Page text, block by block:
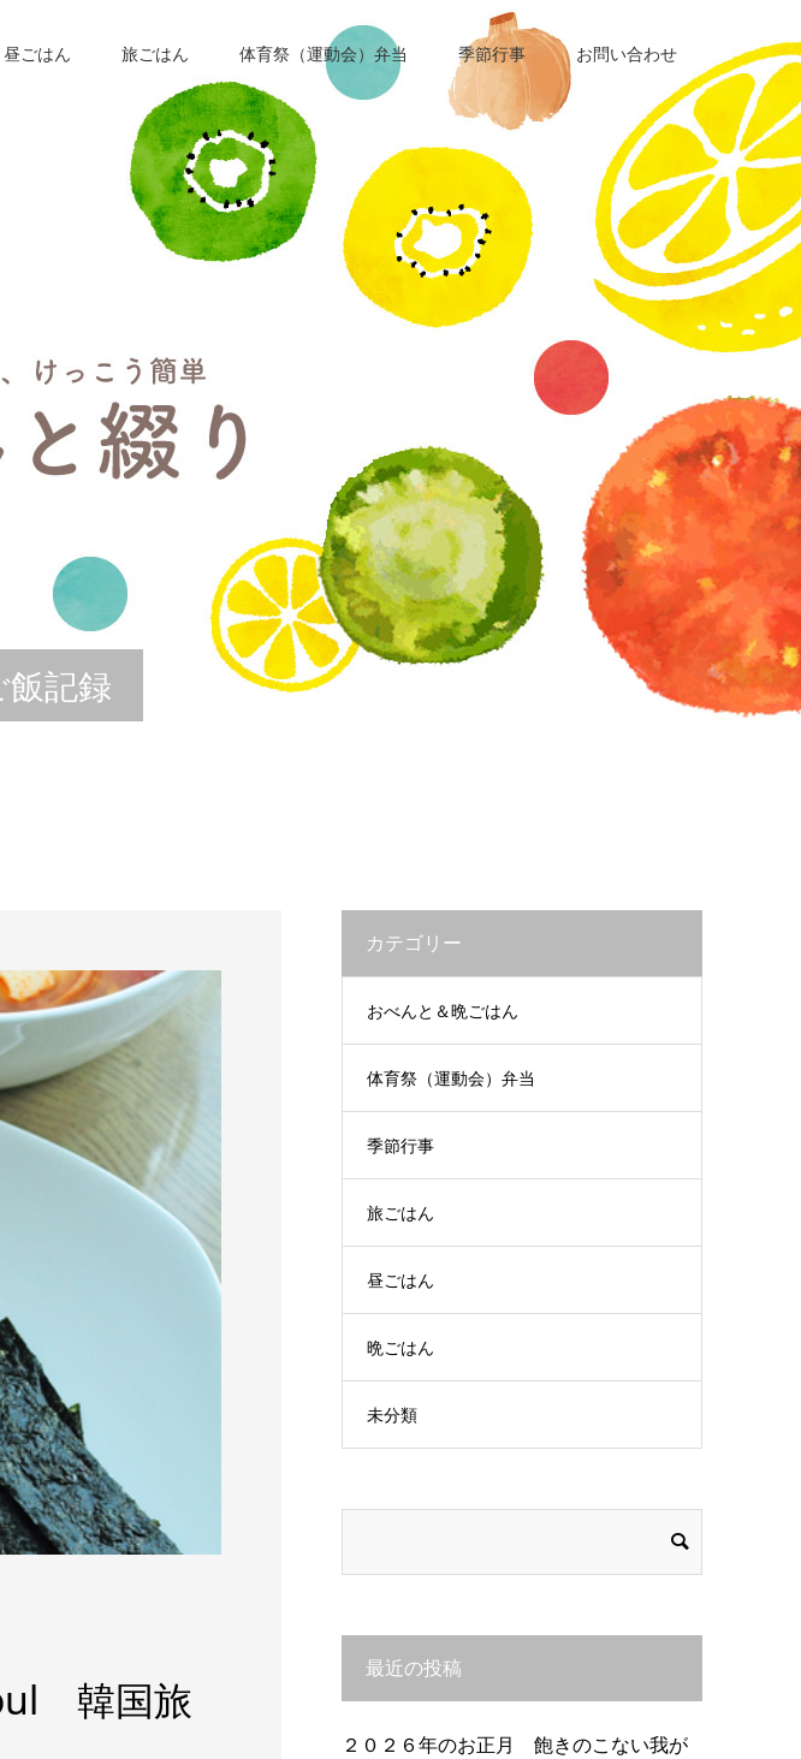
昼ごはん 旅ごはん 体育祭（運動会）弁当 季節行事 お問い合わせ
飯記録
韓国旅
カテゴリー
おべんと＆晩ごはん
体育祭（運動会）弁当
季節行事
旅ごはん
昼ごはん
晩ごはん
未分類
最近の投稿
２０２６年のお正月 飽きのこない我が